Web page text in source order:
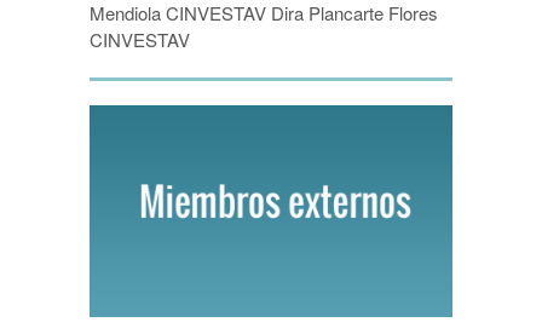
Mendiola CINVESTAV Dira Plancarte Flores
CINVESTAV